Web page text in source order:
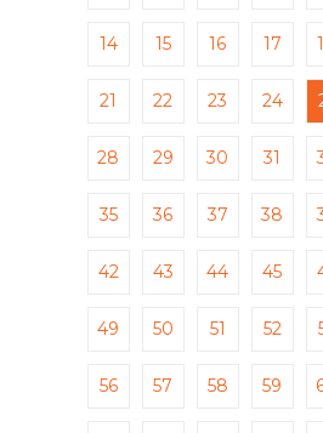
14 15 16 17
21 22 23 24
28 29 30 31
35 36 37 38
42 43 44 45
49 50 51 52
56 57 58 59